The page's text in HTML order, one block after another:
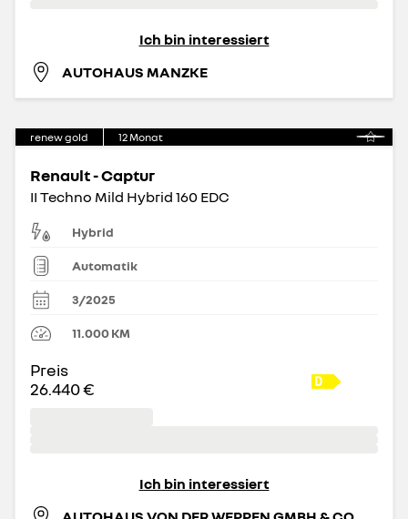
Ich bin interessiert
AUTOHAUS MANZKE
renew gold 12Monat
Renault - Captur
II Techno Mild Hybrid 160 EDC
Hybrid
Automatik
3/2025
11.000KM
Preis
26.440 €
Ich bin interessiert